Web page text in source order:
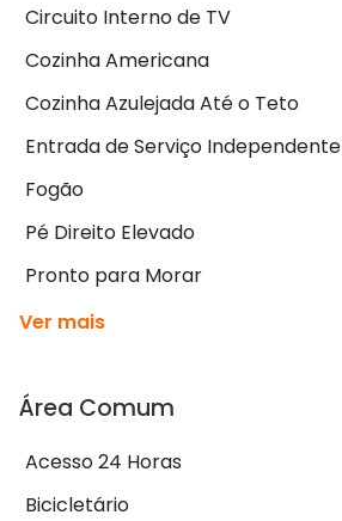
Circuito Interno de TV
Cozinha Americana
Cozinha Azulejada Até o Teto
Entrada de Serviço Independente
Fogão
Pé Direito Elevado
Pronto para Morar
Ver mais
Área Comum
Acesso 24 Horas
Bicicletário